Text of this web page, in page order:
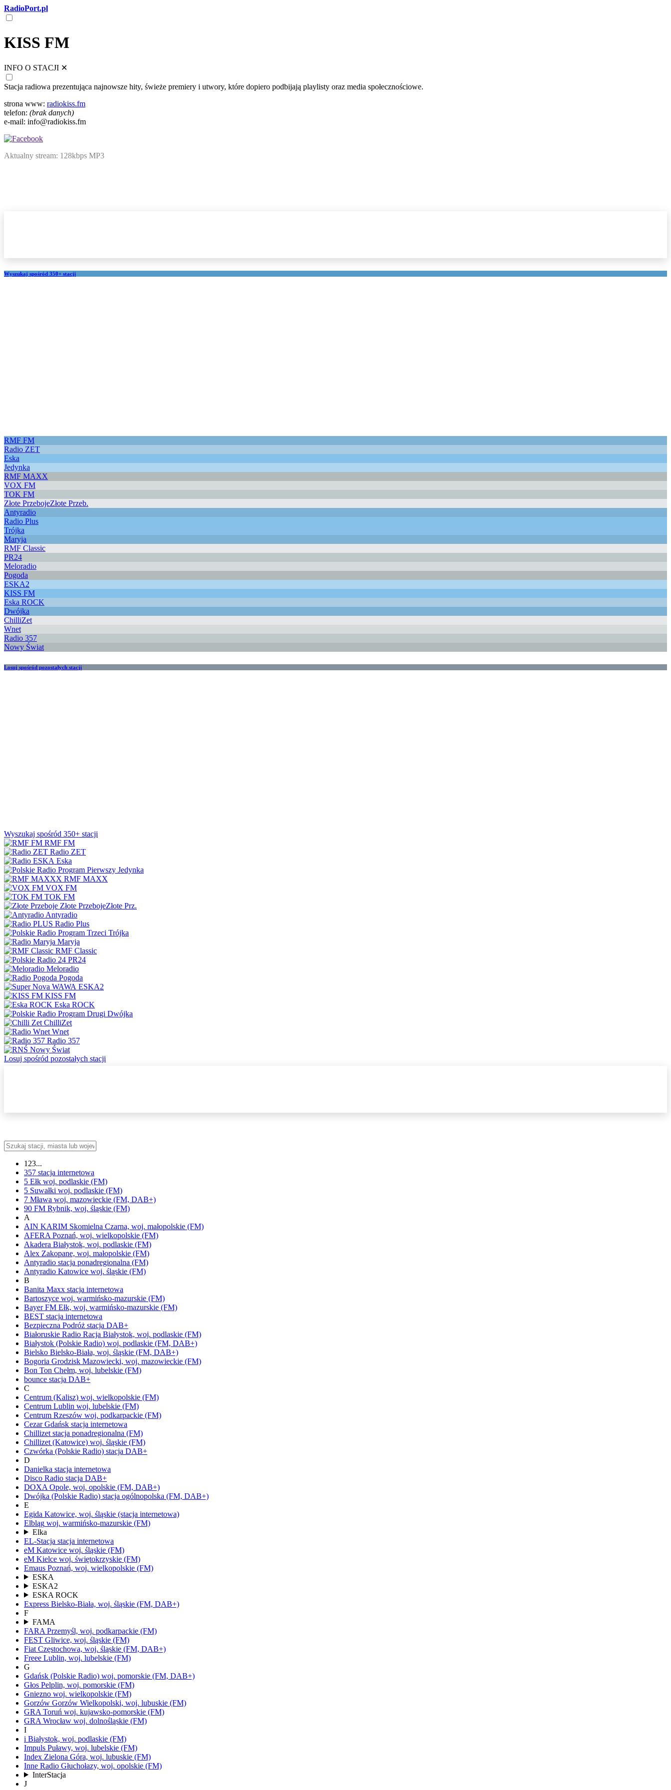
RadioPort.pl
KISS FM
INFO O STACJI ✕
Stacja radiowa prezentująca najnowsze hity, świeże premiery i utwory, które dopiero podbijają playlisty oraz media społecznościowe.
strona www: radiokiss.fm
telefon: (brak danych)
e-mail: info@radiokiss.fm
Aktualny stream: 128kbps MP3
powered
Wyszukaj spośród 350+ stacji
RMF FM
Radio ZET
Eska
Jedynka
RMF MAXX
VOX FM
TOK FM
Złote PrzebojeZłote Przeb.
Antyradio
Radio Plus
Trójka
Maryja
RMF Classic
PR24
Meloradio
Pogoda
ESKA2
KISS FM
Eska ROCK
Dwójka
ChilliZet
Wnet
Radio 357
Nowy Świat
Losuj spośród pozostałych stacji
Wyszukaj spośród 350+ stacji
RMF FM
Radio ZET
Eska
Jedynka
RMF MAXX
VOX FM
TOK FM
Złote PrzebojeZłote Prz.
Antyradio
Radio Plus
Trójka
Maryja
RMF Classic
PR24
Meloradio
Pogoda
ESKA2
KISS FM
Eska ROCK
Dwójka
ChilliZet
Wnet
Radio 357
Nowy Świat
Losuj spośród pozostałych stacji
123...
357 stacja internetowa
5 Ełk woj. podlaskie (FM)
5 Suwałki woj. podlaskie (FM)
7 Mława woj. mazowieckie (FM, DAB+)
90 FM Rybnik, woj. śląskie (FM)
A
AIN KARIM Skomielna Czarna, woj. małopolskie (FM)
AFERA Poznań, woj. wielkopolskie (FM)
Akadera Białystok, woj. podlaskie (FM)
Alex Zakopane, woj. małopolskie (FM)
Antyradio stacja ponadregionalna (FM)
Antyradio Katowice woj. śląskie (FM)
B
Banita Maxx stacja internetowa
Bartoszyce woj. warmińsko-mazurskie (FM)
Bayer FM Ełk, woj. warmińsko-mazurskie (FM)
BEST stacja internetowa
Bezpieczna Podróż stacja DAB+
Białoruskie Radio Racja Białystok, woj. podlaskie (FM)
Białystok (Polskie Radio) woj. podlaskie (FM, DAB+)
Bielsko Bielsko-Biała, woj. śląskie (FM, DAB+)
Bogoria Grodzisk Mazowiecki, woj. mazowieckie (FM)
Bon Ton Chełm, woj. lubelskie (FM)
bounce stacja DAB+
C
Centrum (Kalisz) woj. wielkopolskie (FM)
Centrum Lublin woj. lubelskie (FM)
Centrum Rzeszów woj. podkarpackie (FM)
Cezar Gdańsk stacja internetowa
Chillizet stacja ponadregionalna (FM)
Chillizet (Katowice) woj. śląskie (FM)
Czwórka (Polskie Radio) stacja DAB+
D
Danielka stacja internetowa
Disco Radio stacja DAB+
DOXA Opole, woj. opolskie (FM, DAB+)
Dwójka (Polskie Radio) stacja ogólnopolska (FM, DAB+)
E
Egida Katowice, woj. śląskie (stacja internetowa)
Elbląg woj. warmińsko-mazurskie (FM)
Elka
EL-Stacja stacja internetowa
eM Katowice woj. śląskie (FM)
eM Kielce woj. świętokrzyskie (FM)
Emaus Poznań, woj. wielkopolskie (FM)
ESKA
ESKA2
ESKA ROCK
Express Bielsko-Biała, woj. śląskie (FM, DAB+)
F
FAMA
FARA Przemyśl, woj. podkarpackie (FM)
FEST Gliwice, woj. śląskie (FM)
Fiat Częstochowa, woj. śląskie (FM, DAB+)
Freee Lublin, woj. lubelskie (FM)
G
Gdańsk (Polskie Radio) woj. pomorskie (FM, DAB+)
Głos Pelplin, woj. pomorskie (FM)
Gniezno woj. wielkopolskie (FM)
Gorzów Gorzów Wielkopolski, woj. lubuskie (FM)
GRA Toruń woj. kujawsko-pomorskie (FM)
GRA Wrocław woj. dolnośląskie (FM)
I
i Białystok, woj. podlaskie (FM)
Impuls Puławy, woj. lubelskie (FM)
Index Zielona Góra, woj. lubuskie (FM)
Inne Radio Głuchołazy, woj. opolskie (FM)
InterStacja
J